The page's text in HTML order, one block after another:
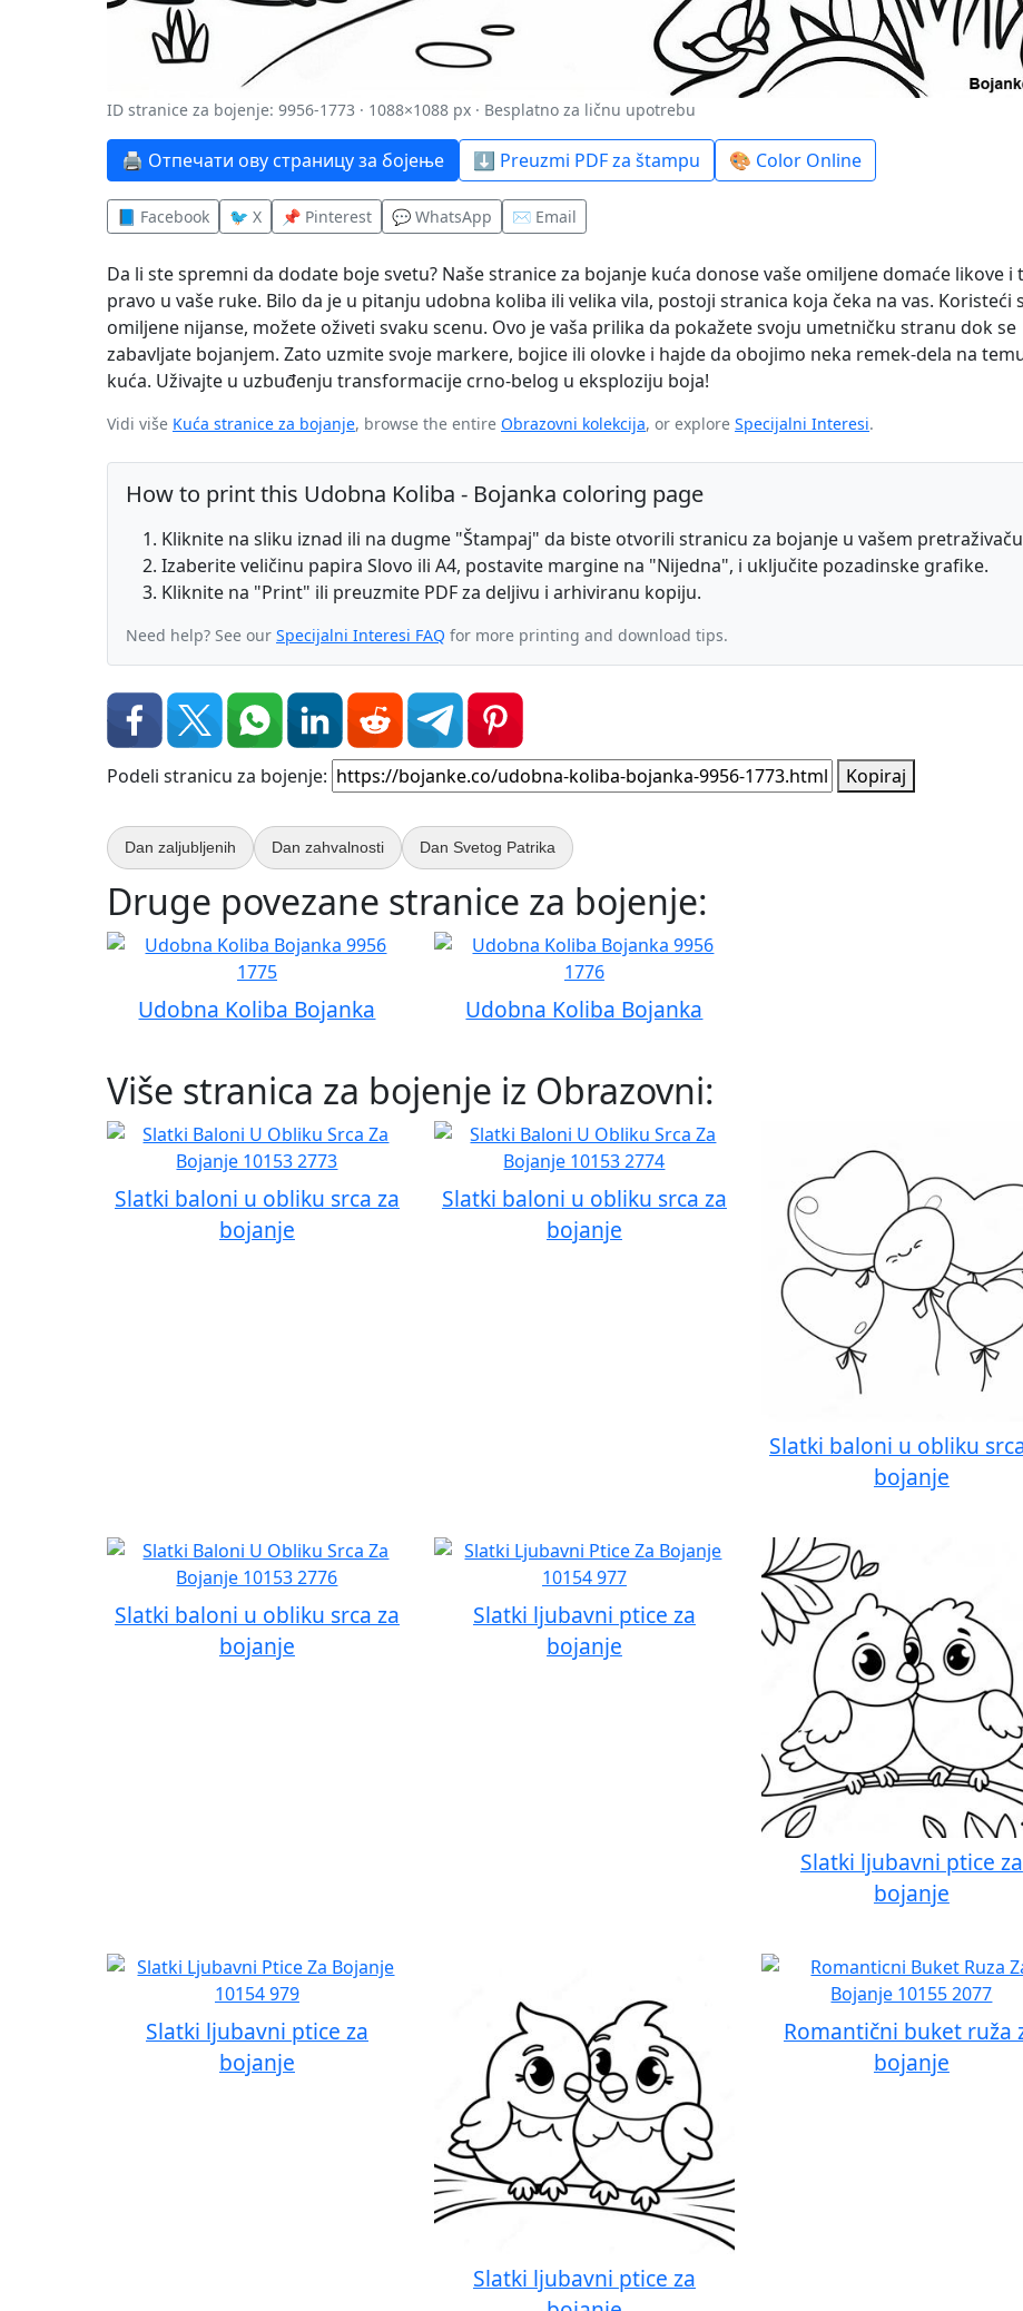
ID stranice za bojenje: 9956-1773 · 1088×1088 px · Besplatno za ličnu upotrebu
🖨️ Отпечати ову страницу за бојење ⬇️ Preuzmi PDF za štampu 🎨 Color Online
📘 Facebook 🐦 X 📌 Pinterest 💬 WhatsApp ✉️ Email
Da li ste spremni da dodate boje svetu? Naše stranice za bojanje kuća donose vaše omiljene domaće likove i
pravo u vaše ruke. Bilo da je u pitanju udobna koliba ili velika vila, postoji stranica koja čeka na vas. Koristeći
omiljene nijanse, možete oživeti svaku scenu. Ovo je vaša prilika da pokažete svoju umetničku stranu dok se
zabavljate bojanjem. Zato uzmite svoje markere, bojice ili olovke i hajde da obojimo neka remek-dela na
kuća. Uživajte u uzbuđenju transformacije crno-belog u eksploziju boja!
Vidi više Kuća stranice za bojanje, browse the entire Obrazovni kolekcija, or explore Specijalni Interesi.
How to print this Udobna Koliba - Bojanka coloring page
Kliknite na sliku iznad ili na dugme "Štampaj" da biste otvorili stranicu za bojanje u vašem
Izaberite veličinu papira Slovo ili A4, postavite margine na "Nijedna", i uključite pozadinske grafike.
Kliknite na "Print" ili preuzmite PDF za deljivu i arhiviranu kopiju.
Need help? See our Specijalni Interesi FAQ for more printing and download tips.
Podeli stranicu za bojenje: Kopiraj
Dan zaljubljenih Dan zahvalnosti Dan Svetog Patrika
Druge povezane stranice za bojenje:
Udobna Koliba Bojanka Udobna Koliba Bojanka
Više stranica za bojenje iz Obrazovni:
Slatki baloni u obliku srca za
bojanje
Slatki baloni u obliku srca za
bojanje
Slatki baloni u obliku
bojanje
Slatki baloni u obliku srca za
bojanje
Slatki ljubavni ptice za
bojanje
Slatki ljubavni ptice za
bojanje
Slatki ljubavni ptice za
bojanje
Slatki ljubavni ptice za
Romantični buket ruža
bojanje